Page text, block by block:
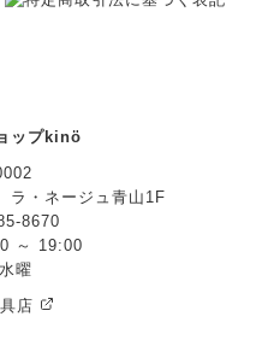
ップkinö
・ネージュ青山1F
8670
～ 19:00
曜
店